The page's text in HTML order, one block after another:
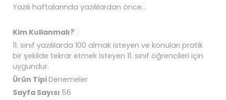
Yazılı haftalarında yazılılardan önce...
Kim Kullanmalı?
11. sınıf yazılılarda 100 almak isteyen ve konuları pratik
bir şekilde tekrar etmek isteyen 11. sınıf öğrencileri için
uygundur.
Ürün TipiDenemeler
Sayfa Sayısı 56